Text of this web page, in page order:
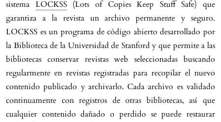
sistema LOCKSS(Lots of Copies Keep Stuff Safe) que
garantiza a la revista un archivo permanente y seguro.
LOCKSS es un programa de código abierto desarrollado por
la Biblioteca de la Universidad de Stanford y que permite a las
bibliotecas conservar revistas web seleccionadas buscando
regularmente en revistas registradas para recopilar el nuevo
contenido publicado y archivarlo. Cada archivo es validado
continuamente con registros de otras bibliotecas, así que
cualquier contenido dañado o perdido se puede restaurar